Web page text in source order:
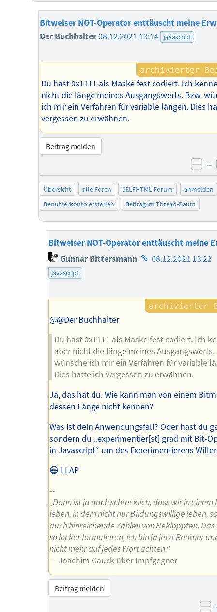
Bitweiser NOT-Operator enttäuscht meine
Der Buchhalter08.12.2021 13:14 javascript
Du hast 0x1111 als Maske fest codiert. Ich
nicht die länge meines Ausgangswerts. Bzw.
ich mir ein Verfahren für variable längen. Dies
vergessen zu erwähnen.
Beitrag melden
–
Übersicht alle Foren SELFHTML-Forum
anmelden
Benutzerkonto erstellen
Beitrag im Thread-Baum
Bitweiser NOT-Operator enttäuscht meine
Gunnar Bittersmann Homepage
08.12.2021 13:22
javascript
@@Der Buchhalter
Du hast 0x1111 als Maske fest codiert. Ich
aber nicht die länge meines Ausgangswerts.
wünsche ich mir ein Verfahren für variable
Dies hatte ich vergessen zu erwähnen.
Ja, das hat du. Wie kann man von einem
dessen Länge nicht kennen?
Was ist dein Anwendungsfall? Oder hast du
sondern du „experimentier[st] grad mit Bit-
in Javascript“ um des Experimentierens
😷 LLAP
--
„Dann ist ja auch schrecklich, dass wir in einem
leben, in dem nicht nur Bildungswillige leben,
auch hinreichende Zahlen von Bekloppten.
so locker formulieren, ich bin ja jetzt Rentner
nicht mehr auf jedes Wort achten.“
— Joachim Gauck über Impfgegner
Beitrag melden